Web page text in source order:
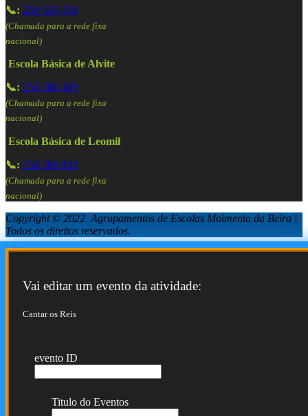
📞: 254 520 150
(Chamada para a rede fixa
nacional)
Escola Básica de Alvite
📞: 254 586 409
(Chamada para a rede fixa
nacional)
Escola Básica de Leomil
📞: 254 586 833
(Chamada para a rede fixa
nacional)
Copyright © 2022 Agrupamentos de Escolas Moimenta da Beira |
Todos os direitos reservados.
Vai editar um evento da atividade:
Cantar os Reis
evento ID
Titulo do Eventos